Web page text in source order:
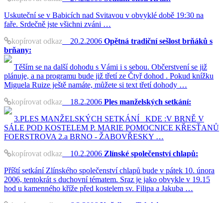
Uskuteční se v Babicích nad Svitavou v obvyklé době 19:30 na
faře. Srdečně jste všichni zváni …
kopírovat odkaz 20.2.2006 Opětná tradiční sešlost brňáků s
brňany:
Těším se na další dohodu s Vámi i s sebou. Občerstvení se již
plánuje, a na programu bude již třetí ze Čtyř dohod . Pokud knížku
Miguela Ruize ještě namáte, můžete si text třetí dohody …
kopírovat odkaz 18.2.2006 Ples manželských setkání:
3.PLES MANŽELSKÝCH SETKÁNÍ KDE :V BRNĚ V
SÁLE POD KOSTELEM P. MARIE POMOCNICE KŘESŤANŮ
FOERSTROVA 2.a BRNO - ŽABOVŘESKY …
kopírovat odkaz 10.2.2006 Zlínské společenství chlapů:
Příští setkání Zlínského společenství chlapů bude v pátek 10. února
2006, tentokrát s duchovní tématem. Sraz je jako obvykle v 19.15
hod u kamenného kříže před kostelem sv. Filipa a Jakuba …